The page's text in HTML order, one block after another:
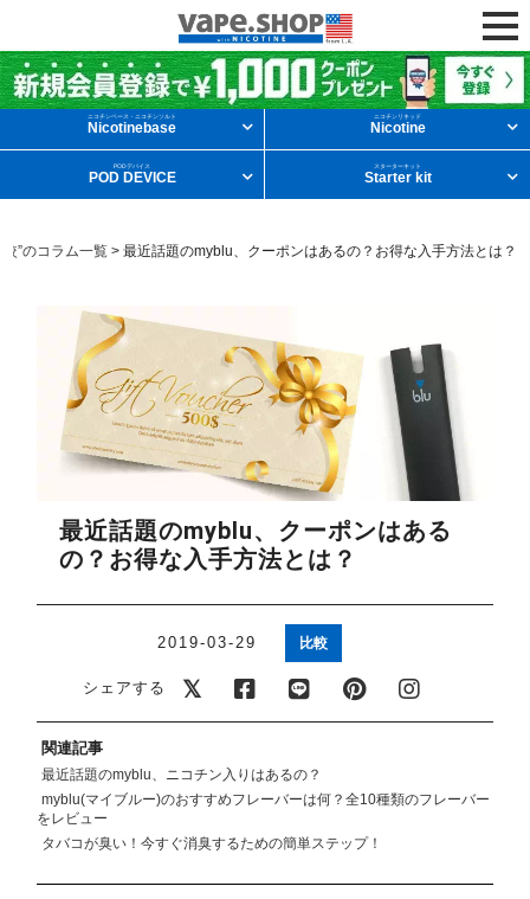
ニコチンリキッドを条件から探す
他の条件から探す
新商品 ニコチンソルト POD型VAPE
アメリカ・カナダ製 日本製（フレーバー）
ニコチンベース・ニコチンソルト
Nicotinebase
ニコチンリキッド
Nicotine
PODデバイス
POD DEVICE
スターターキット
Starter kit
較”のコラム一覧>最近話題のmyblu、クーポンはあるの？お得な入手方法とは？
最近話題のmyblu、クーポンはある
の？お得な入手方法とは？
2019-03-29 比較
シェアする
関連記事
最近話題のmyblu、ニコチン入りはあるの？
myblu(マイブルー)のおすすめフレーバーは何？全10種類のフレーバー
をレビュー
タバコが臭い！今すぐ消臭するための簡単ステップ！